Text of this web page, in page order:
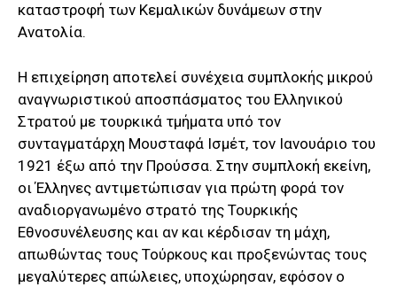
καταστροφή των Κεμαλικών δυνάμεων στην
Ανατολία.
Η επιχείρηση αποτελεί συνέχεια συμπλοκής μικρού
αναγνωριστικού αποσπάσματος του Ελληνικού
Στρατού με τουρκικά τμήματα υπό τον
συνταγματάρχη Μουσταφά Ισμέτ, τον Ιανουάριο του
1921 έξω από την Προύσσα. Στην συμπλοκή εκείνη,
οι Έλληνες αντιμετώπισαν για πρώτη φορά τον
αναδιοργανωμένο στρατό της Τουρκικής
Εθνοσυνέλευσης και αν και κέρδισαν τη μάχη,
απωθώντας τους Τούρκους και προξενώντας τους
μεγαλύτερες απώλειες, υποχώρησαν, εφόσον ο